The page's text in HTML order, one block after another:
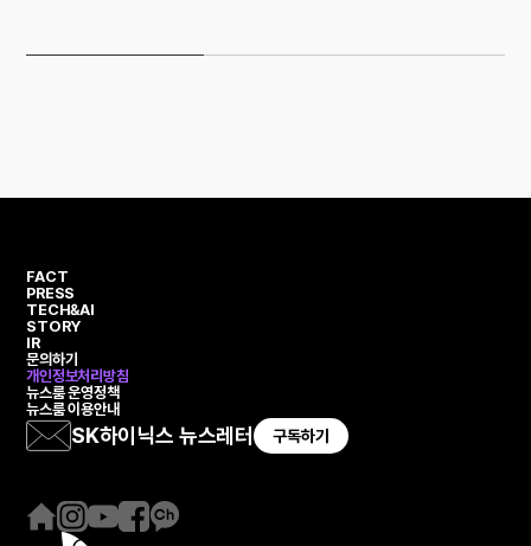
FACT
PRESS
TECH&AI
STORY
IR
문의하기
개인정보처리방침
뉴스룸 운영정책
뉴스룸 이용안내
SK하이닉스 뉴스레터 구독하기
홈
인
유
페
카